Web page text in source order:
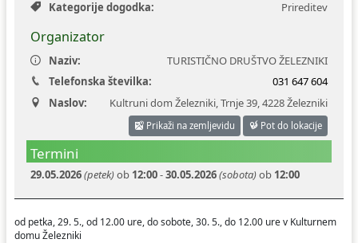
Kategorije dogodka: Prireditev
Organizator
Naziv:
TURISTIČNO DRUŠTVO ŽELEZNIKI
Telefonska številka:
031 647 604
Naslov:
Kultruni dom Železniki, Trnje 39,4228 Železniki
Prikaži na zemljevidu Pot do lokacije
Termini
29.05.2026(petek)ob 12:00-30.05.2026(sobota)ob 12:00
od petka, 29. 5., od 12.00 ure, do sobote, 30. 5., do 12.00 ure v Kulturnem
domu Železniki